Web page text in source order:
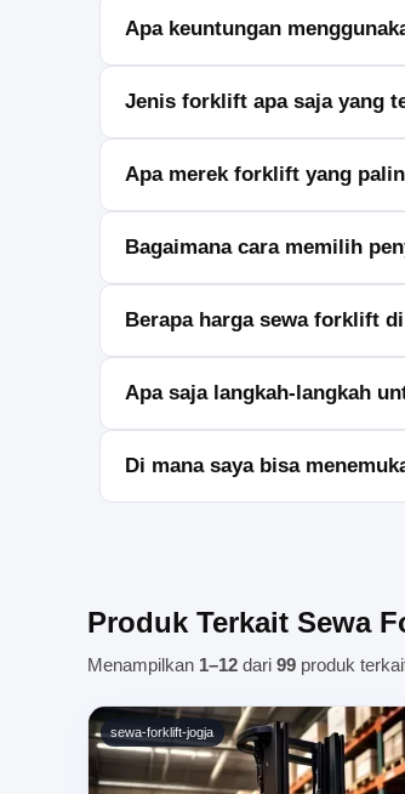
Apa keuntungan
Jenis forklift apa saja yang
Apa merek forklift yang
Bagaimana cara memilih
Berapa harga sewa forklift
Apa saja langkah-langkah
Di mana saya bisa
Produk Terkait Sewa
Menampilkan 1–12 dari 99 produk
sewa-forklift-jogja